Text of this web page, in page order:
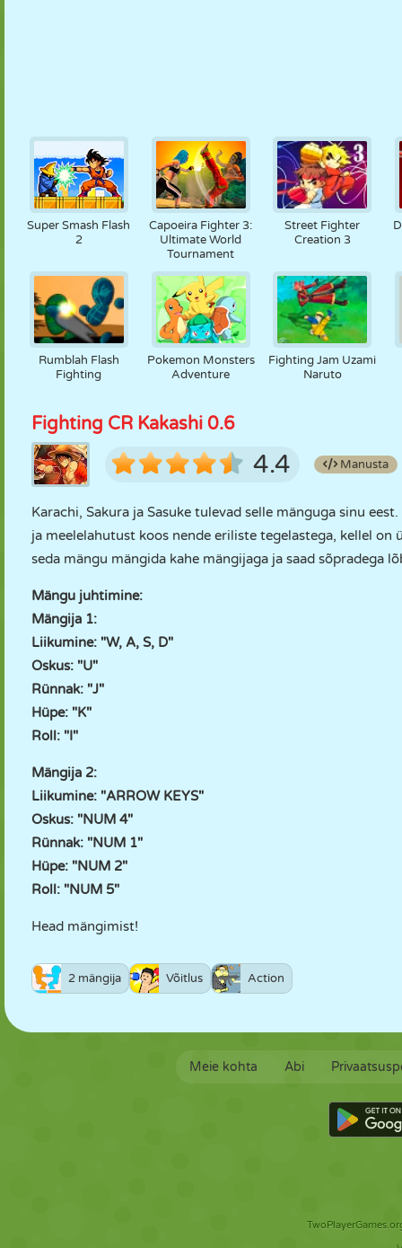
Super Smash Flash
2
Capoeira Fighter 3:
Ultimate World
Tournament
Street Fighter
Creation 3
Rumblah Flash
Fighting
Pokemon Monsters
Adventure
Fighting Jam Uzami
Naruto
Fighting CR Kakashi 0.6
4.4 Manusta
Karachi, Sakura ja Sasuke tulevad selle mänguga sinu
ja meelelahutust koos nende eriliste tegelastega, kellel on
seda mängu mängida kahe mängijaga ja saad sõpradega
Mängu juhtimine:
Mängija 1:
Liikumine: "W, A, S, D"
Oskus: "U"
Rünnak: "J"
Hüpe: "K"
Roll: "I"
Mängija 2:
Liikumine: "ARROW KEYS"
Oskus: "NUM 4"
Rünnak: "NUM 1"
Hüpe: "NUM 2"
Roll: "NUM 5"
Head mängimist!
2 mängija Võitlus Action
Meie kohta Abi